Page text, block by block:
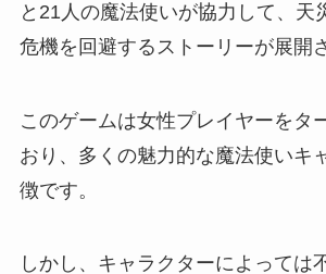
と21人の魔法使いが協力して、天
危機を回避するストーリーが展開
このゲームは女性プレイヤーをタ
おり、多くの魅力的な魔法使いキ
徴です。
しかし、キャラクターによっては